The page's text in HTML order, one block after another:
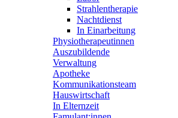
Strahlentherapie
Nachtdienst
In Einarbeitung
Physiotherapeutinnen
Auszubildende
Verwaltung
Apotheke
Kommunikationsteam
Hauswirtschaft
In Elternzeit